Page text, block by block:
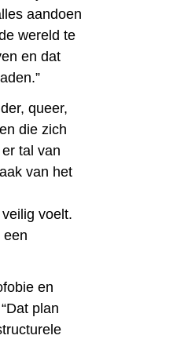
aandoen
wereld te
en dat
queer,
die zich
tal van
van het
voelt.
een
en
plan